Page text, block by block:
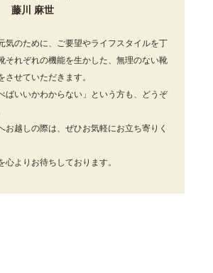
藤川 麻世
気のために、ご要望やライフスタイルを丁
それぞれの機能を生かした、無理のない靴
させていただきます。
ばいいかわからない」という方も、どうぞ
お越しの際は、ぜひお気軽にお立ち寄りく
心よりお待ちしております。